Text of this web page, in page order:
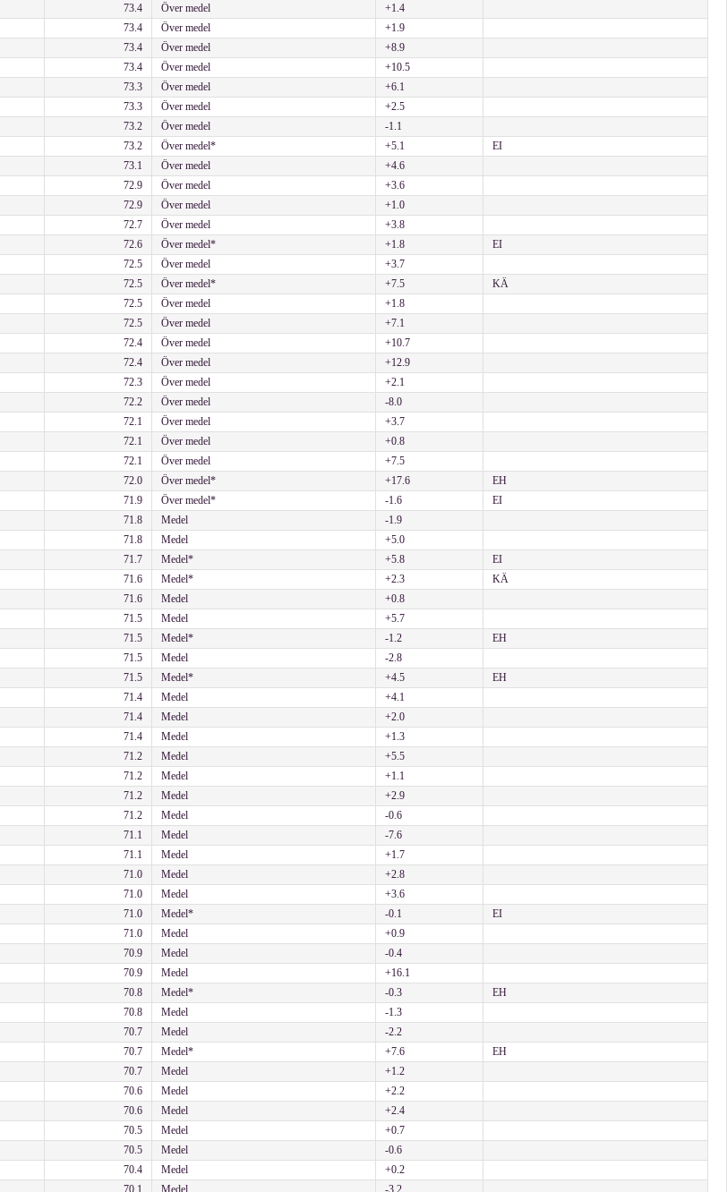
73.4 Över medel
+1.4
73.4 Över medel
+1.9
73.4 Över medel
+8.9
73.4 Över medel
+10.5
73.3 Över medel
+6.1
73.3 Över medel
+2.5
73.2 Över medel
-1.1
73.2 Över medel* +5.1
EI
73.1 Över medel
+4.6
72.9 Över medel
+3.6
72.9 Över medel
+1.0
72.7 Över medel
+3.8
72.6 Över medel* +1.8
EI
72.5 Över medel
+3.7
72.5 Över medel* +7.5
KÄ
72.5 Över medel
+1.8
72.5 Över medel
+7.1
72.4 Över medel
+10.7
72.4 Över medel
+12.9
72.3 Över medel
+2.1
72.2 Över medel
-8.0
72.1 Över medel
+3.7
72.1 Över medel
+0.8
72.1 Över medel
+7.5
72.0 Över medel* +17.6
EH
71.9 Över medel* -1.6
EI
71.8 Medel
-1.9
71.8 Medel
+5.0
71.7 Medel* +5.8
EI
71.6 Medel* +2.3
KÄ
71.6 Medel
+0.8
71.5 Medel
+5.7
71.5 Medel* -1.2
EH
71.5 Medel
-2.8
71.5 Medel* +4.5
EH
71.4 Medel
+4.1
71.4 Medel
+2.0
71.4 Medel
+1.3
71.2 Medel
+5.5
71.2 Medel
+1.1
71.2 Medel
+2.9
71.2 Medel
-0.6
71.1 Medel
-7.6
71.1 Medel
+1.7
71.0 Medel
+2.8
71.0 Medel
+3.6
71.0 Medel* -0.1
EI
71.0 Medel
+0.9
70.9 Medel
-0.4
70.9 Medel
+16.1
70.8 Medel* -0.3
EH
70.8 Medel
-1.3
70.7 Medel
-2.2
70.7 Medel* +7.6
EH
70.7 Medel
+1.2
70.6 Medel
+2.2
70.6 Medel
+2.4
70.5 Medel
+0.7
70.5 Medel
-0.6
70.4 Medel
+0.2